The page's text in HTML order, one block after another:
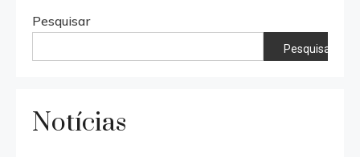
Pesquisar
Pesquisar
Notícias